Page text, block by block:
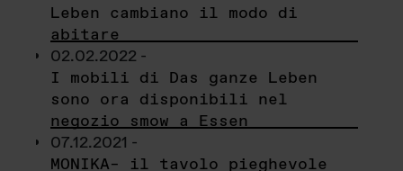
Leben cambiano il modo di
abitare
02.02.2022 -
I mobili di Das ganze Leben
sono ora disponibili nel
negozio smow a Essen
07.12.2021 -
MONIKA– il tavolo pieghevole